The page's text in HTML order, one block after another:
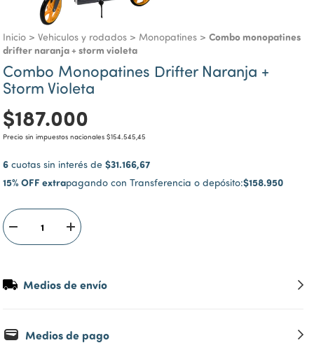
Inicio > Vehiculos y rodados > Monopatines > Combo monopatines
drifter naranja + storm violeta
Combo Monopatines Drifter Naranja +
Storm Violeta
$187.000
Precio sin impuestos nacionales $154.545,45
6 cuotas sin interés de $31.166,67
15% OFF extrapagando con Transferencia o depósito:$158.950
Medios de envío
Medios de pago